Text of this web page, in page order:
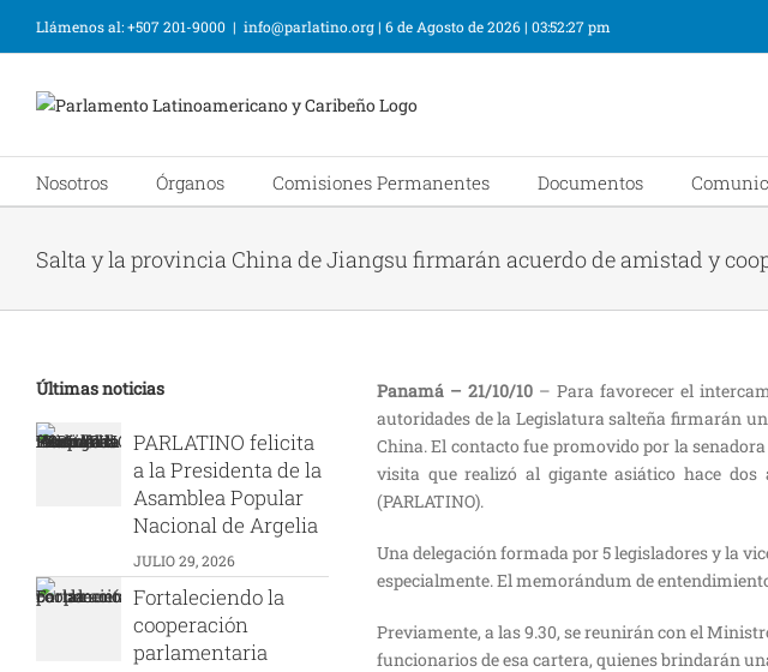
Llámenos al: +507 201-9000 | info@parlatino.org| 6 de Agosto de 2026| 03:52:27 pm
Nosotros Órganos Comisiones Permanentes Documentos
Salta y la provincia China de Jiangsu firmarán acuerdo de amistad y
Panamá – 21/10/10– Para favorecer el
autoridades de la Legislatura salteña firmarán
China. El contacto fue promovido por la
visita que realizó al gigante asiático hace dos
(PARLATINO).
Una delegación formada por 5 legisladores y la
especialmente. El memorándum de
Previamente, a las 9.30, se reunirán con el
funcionarios de esa cartera, quienes brindarán
Últimas noticias
PARLATINO felicita
a la Presidenta de la
Asamblea Popular
Nacional de Argelia
JULIO 29, 2026
Fortaleciendo la
cooperación
parlamentaria